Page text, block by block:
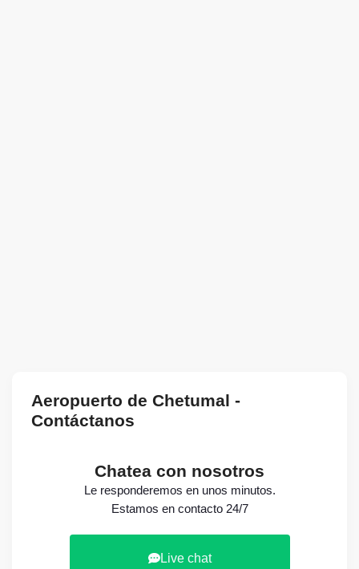
Aeropuerto de Chetumal -
Contáctanos
Chatea con nosotros
Le responderemos en unos minutos.
Estamos en contacto 24/7
Live chat